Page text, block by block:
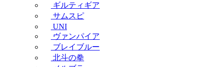
ギルティギア
サムスピ
UNI
ヴァンパイア
ブレイブルー
北斗の拳